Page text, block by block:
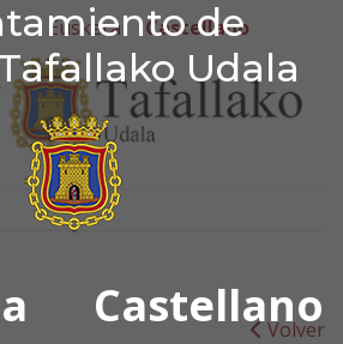
de
Udala
Castellano
de
Euskera Castellano
Volver